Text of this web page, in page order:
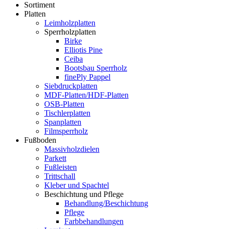
Sortiment
Platten
Leimholzplatten
Sperrholzplatten
Birke
Elliotis Pine
Ceiba
Bootsbau Sperrholz
finePly Pappel
Siebdruckplatten
MDF-Platten/HDF-Platten
OSB-Platten
Tischlerplatten
Spanplatten
Filmsperrholz
Fußboden
Massivholzdielen
Parkett
Fußleisten
Trittschall
Kleber und Spachtel
Beschichtung und Pflege
Behandlung/Beschichtung
Pflege
Farbbehandlungen